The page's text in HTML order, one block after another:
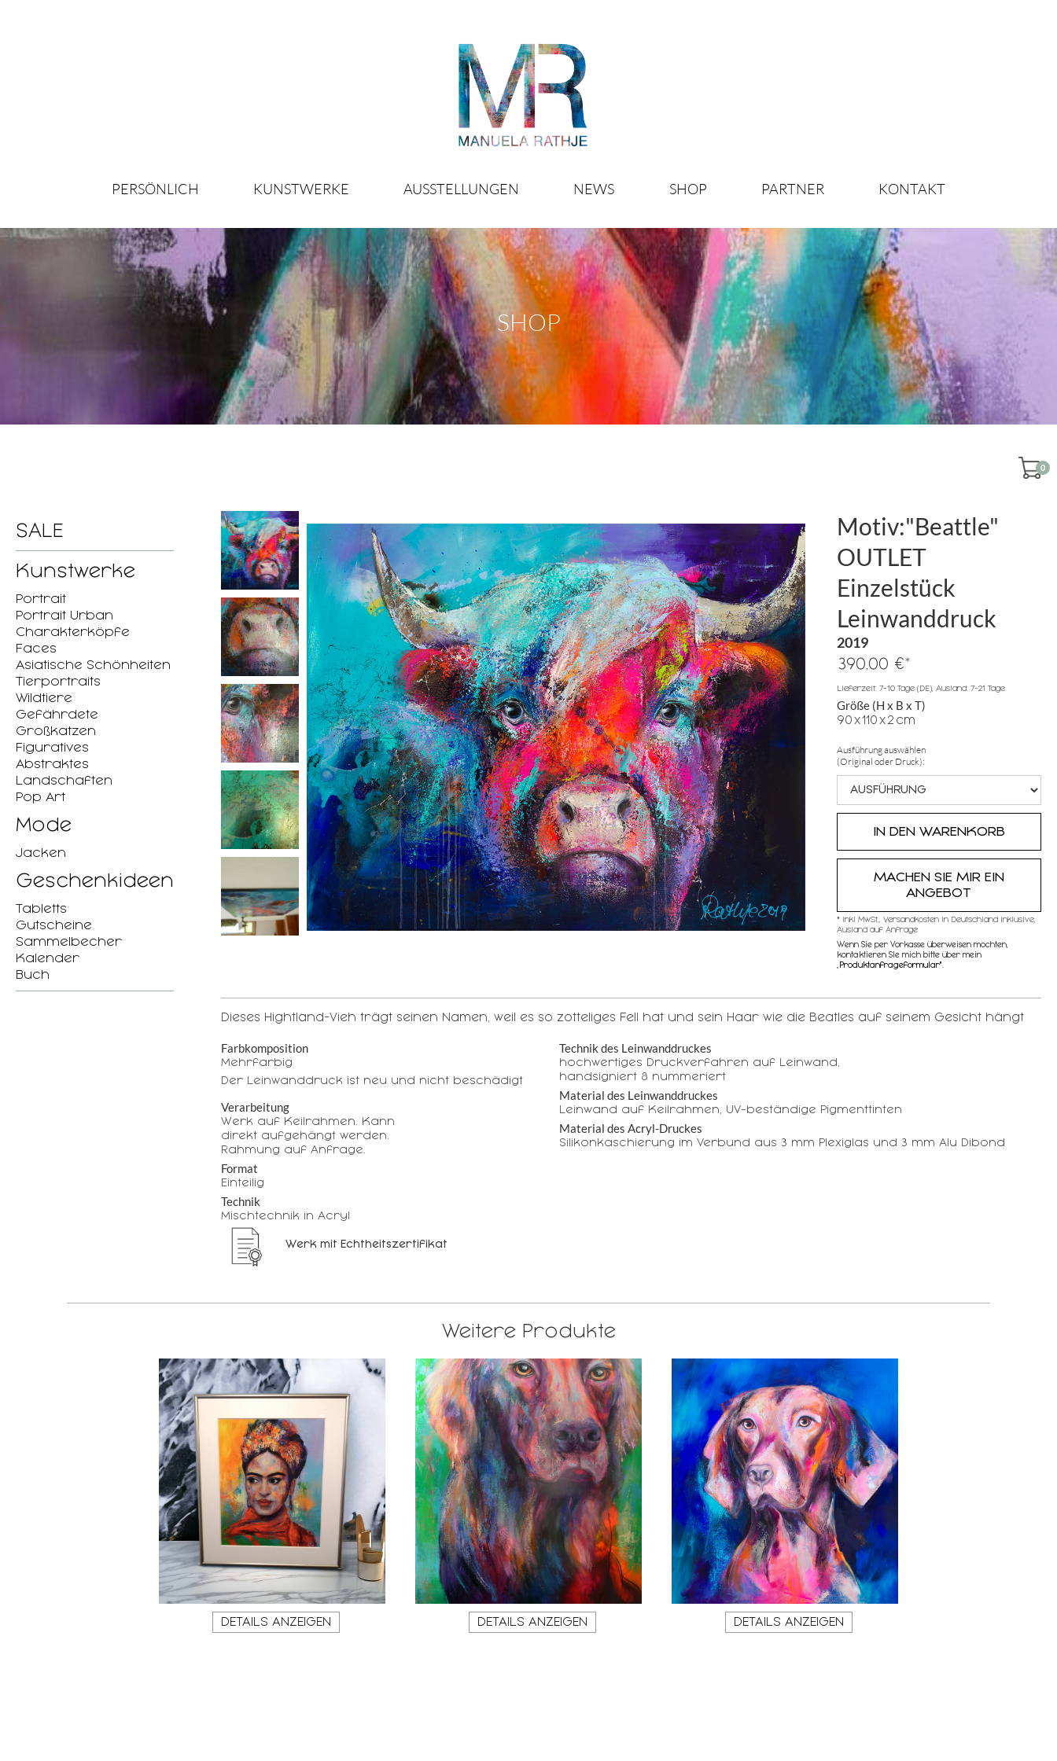
PERSÖNLICH KUNSTWERKE AUSSTELLUNGEN NEWS SHOP PARTNER KONTAKT
SHOP
0
SALE
Kunstwerke
Portrait
Portrait Urban
Charakterköpfe
Faces
Asiatische Schönheiten
Tierportraits
Wildtiere
Gefährdete
Großkatzen
Figuratives
Abstraktes
Landschaften
Pop Art
Mode
Jacken
Geschenkideen
Tabletts
Gutscheine
Sammelbecher
Kalender
Buch
Motiv:"Beattle"
OUTLET
Einzelstück
Leinwanddruck
2019
390,00 €*
Lieferzeit: 7-10 Tage (DE), Ausland: 7-21 Tage.
Größe (H x B x T)
90x110x2 cm
Ausführung auswählen
(Original oder Druck):
MACHEN SIE MIR EIN
ANGEBOT
* inkl MwSt,, Versandkosten in Deutschland inklusive,
Ausland auf Anfrage
Wenn Sie per Vorkasse überweisen möchten,
kontaktieren SIe mich bitte über mein
Produktanfrageformular"
Dieses Hightland-Vieh trägt seinen Namen, weil es so zotteliges Fell hat und sein Haar wie die Beatles auf seinem Gesicht hängt
Farbkomposition
Mehrfarbig
Der Leinwanddruck ist neu und nicht beschädigt
Verarbeitung
Werk auf Keilrahmen. Kann
direkt aufgehängt werden.
Rahmung auf Anfrage.
Format
Einteilig
Technik
Mischtechnik in Acryl
Technik des Leinwanddruckes
hochwertiges Druckverfahren auf Leinwand,
handsigniert & nummeriert
Material des Leinwanddruckes
Leinwand auf Keilrahmen, UV-beständige Pigmenttinten
Material des Acryl-Druckes
Silikonkaschierung im Verbund aus 3 mm Plexiglas und 3 mm Alu Dibond
Werk mit Echtheitszertifikat
Weitere Produkte
DETAILS ANZEIGEN DETAILS ANZEIGEN DETAILS ANZEIGEN